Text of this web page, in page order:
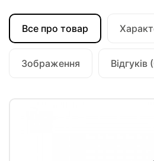
Все про товар
Зображення Відгуків